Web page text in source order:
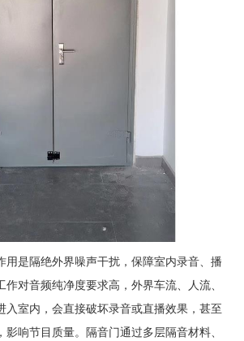
用是隔绝外界噪声干扰，保障室内录音、播
对音频纯净度要求高，外界车流、人流、
入室内，会直接破坏录音或直播效果，甚至
影响节目质量。隔音门通过多层隔音材料、